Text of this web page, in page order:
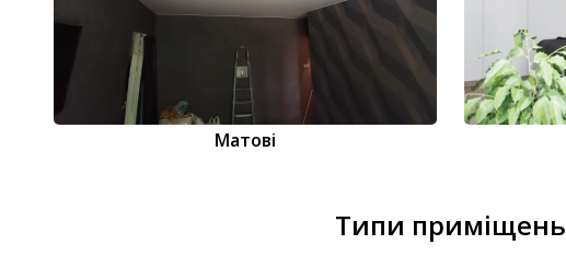
Матові
Типи приміщень